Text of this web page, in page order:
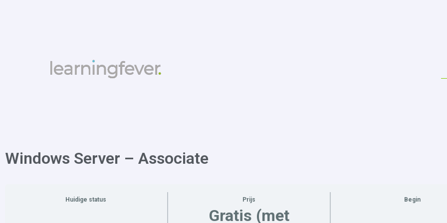
Windows Server – Associate
Huidige status Prijs
Gratis (met
Begin